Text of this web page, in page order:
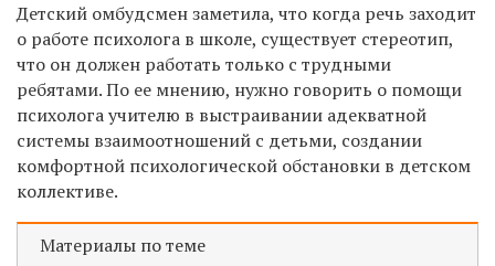
Детский омбудсмен заметила, что когда речь заходит
о работе психолога в школе, существует стереотип,
что он должен работать только с трудными
ребятами. По ее мнению, нужно говорить о помощи
психолога учителю в выстраивании адекватной
системы взаимоотношений с детьми, создании
комфортной психологической обстановки в детском
коллективе.
Материалы по теме